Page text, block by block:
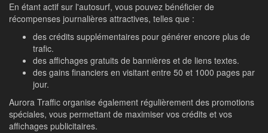
En étant actif sur l'autosurf, vous pouvez bénéficier de
récompenses journalières attractives, telles que :
des crédits supplémentaires pour générer encore plus de
trafic.
des affichages gratuits de bannières et de liens textes.
des gains financiers en visitant entre 50 et 1000 pages par
jour.
Aurora Traffic organise également régulièrement des promotions
spéciales, vous permettant de maximiser vos crédits et vos
affichages publicitaires.